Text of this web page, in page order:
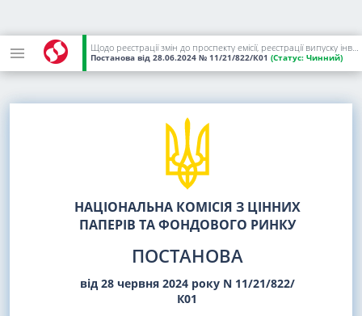
Щодо реєстрації змін до проспекту емісії, реєстрації випуску інвестиційних сертифікатів ЗАКРИТОГО НЕДИВЕРСИФІКОВАНОГО ВЕНЧУРНОГО ПАЙОВОГО ІНВЕСТИЦІЙНОГО ФОНДУ "НТФ" ТОВ "КУА "МІБК" та заміни свідоцтва про реєстрацію випуску інвестиційних сертифікатів пайового інвестиційного фонду
Постанова від 28.06.2024 № 11/21/822/К01 (Статус: Чинний)
НАЦІОНАЛЬНА КОМІСІЯ З ЦІННИХ
ПАПЕРІВ ТА ФОНДОВОГО РИНКУ
ПОСТАНОВА
від 28 червня 2024 року N 11/21/822/
К01